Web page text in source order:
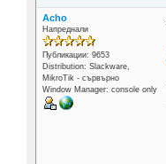
Acho
Напреднали
Публикации: 9653
Distribution: Slackware,
MikroTik - сървърно
Window Manager: console only